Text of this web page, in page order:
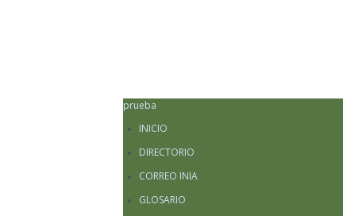
prueba
INICIO
DIRECTORIO
CORREO INIA
GLOSARIO